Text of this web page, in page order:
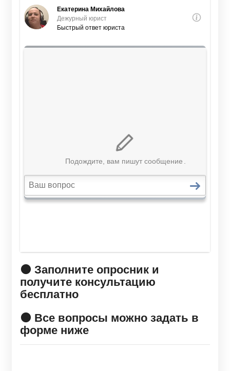
🟠 Заполните опросник и
получите консультацию
бесплатно
🟠 Все вопросы можно задать в
форме ниже